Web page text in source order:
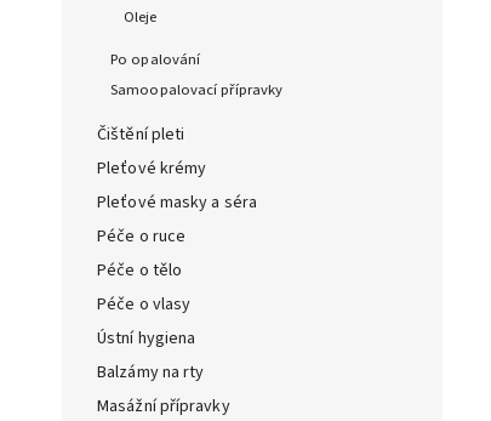
Oleje
Po opalování
Samoopalovací přípravky
Čištění pleti
Pleťové krémy
Pleťové masky a séra
Péče o ruce
Péče o tělo
Péče o vlasy
Ústní hygiena
Balzámy na rty
Masážní přípravky